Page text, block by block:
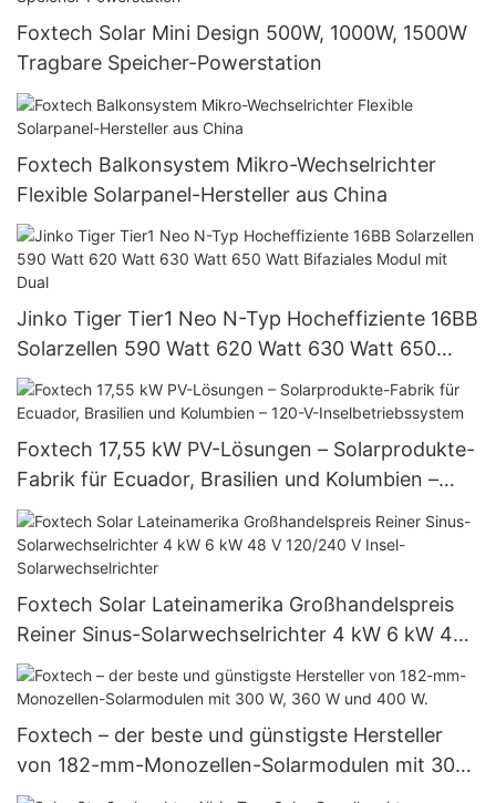
Foxtech Solar Mini Design 500W, 1000W, 1500W
Tragbare Speicher-Powerstation
Foxtech Balkonsystem Mikro-Wechselrichter
Flexible Solarpanel-Hersteller aus China
Jinko Tiger Tier1 Neo N-Typ Hocheffiziente 16BB
Solarzellen 590 Watt 620 Watt 630 Watt 650
Watt Bifaziales Modul mit Dual
Foxtech 17,55 kW PV-Lösungen – Solarprodukte-
Fabrik für Ecuador, Brasilien und Kolumbien –
120-V-Inselbetriebssystem
Foxtech Solar Lateinamerika Großhandelspreis
Reiner Sinus-Solarwechselrichter 4 kW 6 kW 48
V 120/240 V Insel-Solarwechselrichter
Foxtech – der beste und günstigste Hersteller
von 182-mm-Monozellen-Solarmodulen mit 300
W, 360 W und 400 W.